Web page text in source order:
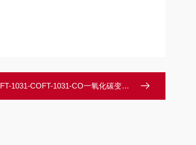
FT-1031-COFT-1031-CO一氧化碳变送器